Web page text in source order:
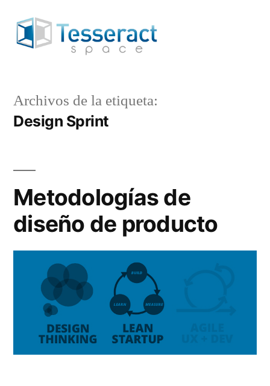
Archivos de la etiqueta:
Design Sprint
Metodologías de
diseño de producto